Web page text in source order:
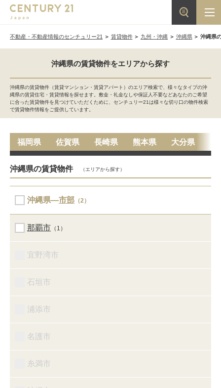
不動産・不動産情報のセンチュリー21 賃貸物件 九州・沖縄 沖縄県 沖縄県
沖縄県の賃貸物件をエリアから探す
沖縄県の賃貸物件（賃貸マンション・賃貸アパート）のエリア検索で、様々なタイプの沖
縄県の賃貸住宅・賃貸情報を探せます。敷金・礼金なしや保証人不要などあなたのご希望
に合った賃貸物件を見つけていただくために、センチュリー21は様々な切り口の物件検索
で賃貸物件情報をご提供しています。
福岡県 佐賀県 長崎県 熊本県 大分県
沖縄県の賃貸物件 （エリアから探す）
沖縄県―市部 （2）
那覇市 （1）
宜野湾市
石垣市
浦添市
名護市
糸満市